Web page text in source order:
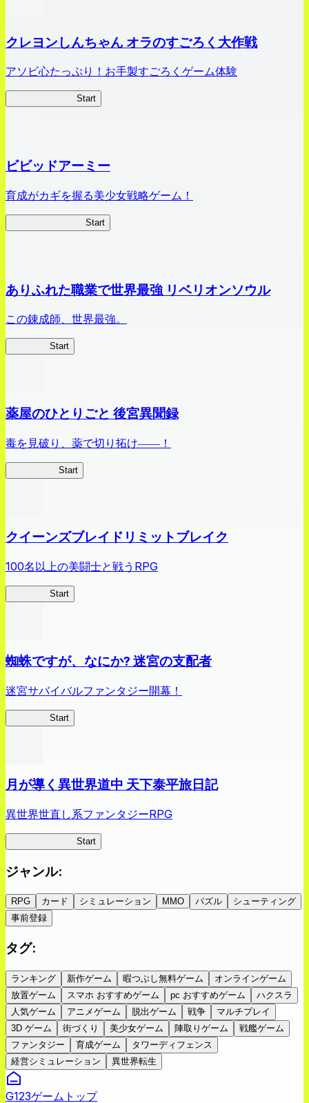
クレヨンしんちゃん オラのすごろく大作戦
アソビ心たっぷり！お手製すごろくゲーム体験
Start
ビビッドアーミー
育成がカギを握る美少女戦略ゲーム！
Start
ありふれた職業で世界最強 リベリオンソウル
この錬成師、世界最強。
Start
薬屋のひとりごと 後宮異聞録
毒を見破り、薬で切り拓け――！
Start
クイーンズブレイドリミットブレイク
100名以上の美闘士と戦うRPG
Start
蜘蛛ですが、なにか? 迷宮の支配者
迷宮サバイバルファンタジー開幕！
Start
月が導く異世界道中 天下泰平旅日記
異世界世直し系ファンタジーRPG
Start
ジャンル:
RPG カード シミュレーション MMO パズル
シューティング
事前登録
タグ:
ランキング 新作ゲーム 暇つぶし無料ゲーム
オンラインゲーム
放置ゲーム
スマホ おすすめゲーム pc おすすめゲーム
ハクスラ
人気ゲーム
アニメゲーム 脱出ゲーム 戦争
マルチプレイ
3D ゲーム
街づくり 美少女ゲーム 陣取りゲーム
戦艦ゲーム
ファンタジー
育成ゲーム
タワーディフェンス
経営シミュレーション
異世界転生
G123ゲームトップ